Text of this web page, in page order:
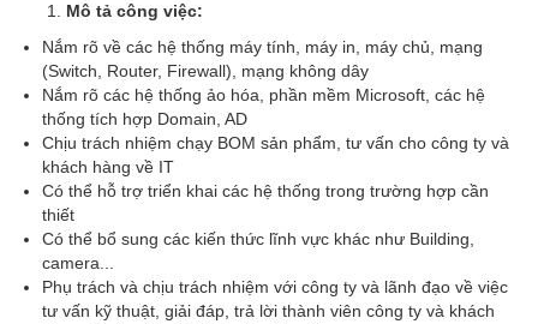
Mô tả công việc:
Nắm rõ về các hệ thống máy tính, máy in, máy chủ, mạng
(Switch, Router, Firewall), mạng không dây
Nắm rõ các hệ thống ảo hóa, phần mềm Microsoft, các hệ
thống tích hợp Domain, AD
Chịu trách nhiệm chạy BOM sản phẩm, tư vấn cho công ty và
khách hàng về IT
Có thể hỗ trợ triển khai các hệ thống trong trường hợp cần
thiết
Có thể bổ sung các kiến thức lĩnh vực khác như Building,
camera...
Phụ trách và chịu trách nhiệm với công ty và lãnh đạo về việc
tư vấn kỹ thuật, giải đáp, trả lời thành viên công ty và khách